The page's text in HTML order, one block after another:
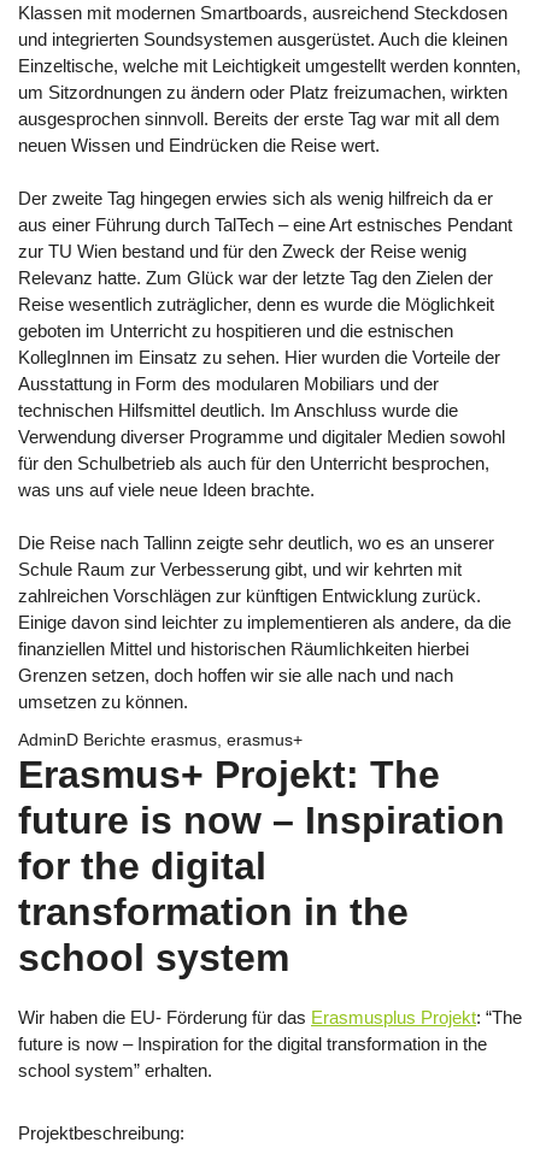
Klassen mit modernen Smartboards, ausreichend Steckdosen
und integrierten Soundsystemen ausgerüstet. Auch die kleinen
Einzeltische, welche mit Leichtigkeit umgestellt werden konnten,
um Sitzordnungen zu ändern oder Platz freizumachen, wirkten
ausgesprochen sinnvoll. Bereits der erste Tag war mit all dem
neuen Wissen und Eindrücken die Reise wert.
Der zweite Tag hingegen erwies sich als wenig hilfreich da er
aus einer Führung durch TalTech – eine Art estnisches Pendant
zur TU Wien bestand und für den Zweck der Reise wenig
Relevanz hatte. Zum Glück war der letzte Tag den Zielen der
Reise wesentlich zuträglicher, denn es wurde die Möglichkeit
geboten im Unterricht zu hospitieren und die estnischen
KollegInnen im Einsatz zu sehen. Hier wurden die Vorteile der
Ausstattung in Form des modularen Mobiliars und der
technischen Hilfsmittel deutlich. Im Anschluss wurde die
Verwendung diverser Programme und digitaler Medien sowohl
für den Schulbetrieb als auch für den Unterricht besprochen,
was uns auf viele neue Ideen brachte.
Die Reise nach Tallinn zeigte sehr deutlich, wo es an unserer
Schule Raum zur Verbesserung gibt, und wir kehrten mit
zahlreichen Vorschlägen zur künftigen Entwicklung zurück.
Einige davon sind leichter zu implementieren als andere, da die
finanziellen Mittel und historischen Räumlichkeiten hierbei
Grenzen setzen, doch hoffen wir sie alle nach und nach
umsetzen zu können.
AdminD Berichte erasmus, erasmus+
Erasmus+ Projekt: The
future is now – Inspiration
for the digital
transformation in the
school system
Wir haben die EU- Förderung für das Erasmusplus Projekt: “The
future is now – Inspiration for the digital transformation in the
school system” erhalten.
Projektbeschreibung: